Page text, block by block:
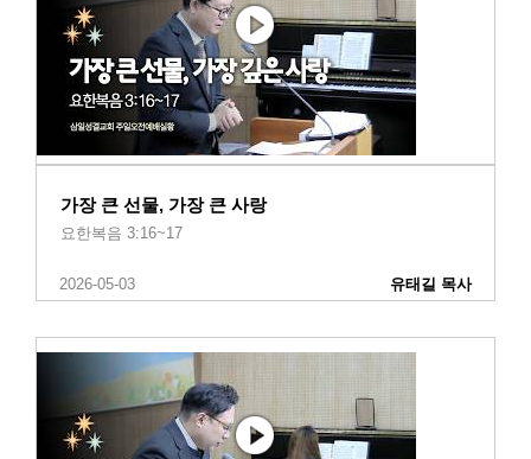
가장 큰 선물, 가장 큰 사랑
요한복음 3:16~17
2026-05-03 유태길 목사